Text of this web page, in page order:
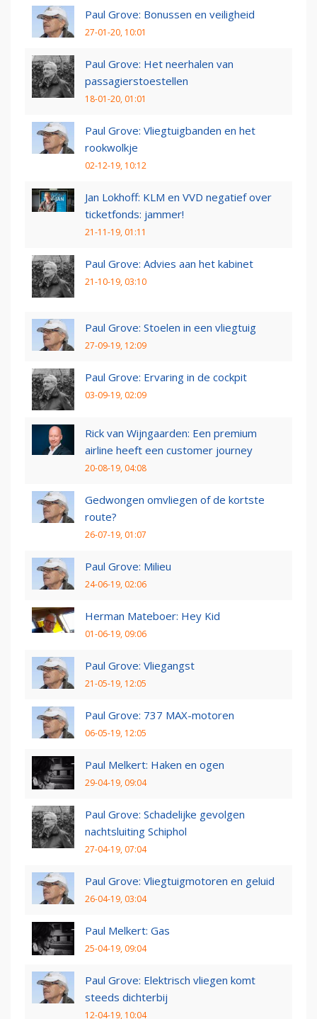
Paul Grove: Bonussen en veiligheid
27-01-20, 10:01
Paul Grove: Het neerhalen van
passagierstoestellen
18-01-20, 01:01
Paul Grove: Vliegtuigbanden en het
rookwolkje
02-12-19, 10:12
Jan Lokhoff: KLM en VVD negatief over
ticketfonds: jammer!
21-11-19, 01:11
Paul Grove: Advies aan het kabinet
21-10-19, 03:10
Paul Grove: Stoelen in een vliegtuig
27-09-19, 12:09
Paul Grove: Ervaring in de cockpit
03-09-19, 02:09
Rick van Wijngaarden: Een premium
airline heeft een customer journey
20-08-19, 04:08
Gedwongen omvliegen of de kortste
route?
26-07-19, 01:07
Paul Grove: Milieu
24-06-19, 02:06
Herman Mateboer: Hey Kid
01-06-19, 09:06
Paul Grove: Vliegangst
21-05-19, 12:05
Paul Grove: 737 MAX-motoren
06-05-19, 12:05
Paul Melkert: Haken en ogen
29-04-19, 09:04
Paul Grove: Schadelijke gevolgen
nachtsluiting Schiphol
27-04-19, 07:04
Paul Grove: Vliegtuigmotoren en geluid
26-04-19, 03:04
Paul Melkert: Gas
25-04-19, 09:04
Paul Grove: Elektrisch vliegen komt
steeds dichterbij
12-04-19, 10:04